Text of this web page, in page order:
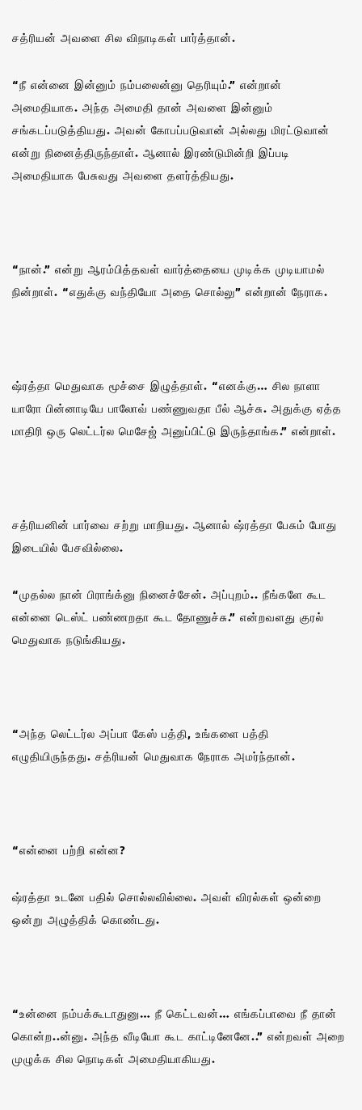
சத்ரியன் அவளை சில விநாடிகள் பார்த்தான்.
“நீ என்னை இன்னும் நம்பலைன்னு தெரியும்.” என்றான்
அமைதியாக. அந்த அமைதி தான் அவளை இன்னும்
சங்கடப்படுத்தியது. அவன் கோபப்படுவான் அல்லது மிரட்டுவான்
என்று நினைத்திருந்தாள். ஆனால் இரண்டுமின்றி இப்படி
அமைதியாக பேசுவது அவளை தளர்த்தியது.
“நான்.” என்று ஆரம்பித்தவள் வார்த்தையை முடிக்க முடியாமல்
நின்றாள். “எதுக்கு வந்தியோ அதை சொல்லு” என்றான் நேராக.
ஷ்ரத்தா மெதுவாக மூச்சை இழுத்தாள். “எனக்கு… சில நாளா
யாரோ பின்னாடியே பாலோவ் பண்ணுவதா பீல் ஆச்சு. அதுக்கு ஏத்த
மாதிரி ஒரு லெட்டர்ல மெசேஜ் அனுப்பிட்டு இருந்தாங்க.” என்றாள்.
சத்ரியனின் பார்வை சற்று மாறியது. ஆனால் ஷ்ரத்தா பேசும் போது
இடையில் பேசவில்லை.
“முதல்ல நான் பிராங்க்னு நினைச்சேன். அப்புறம்.. நீங்களே கூட
என்னை டெஸ்ட் பண்ணறதா கூட தோணுச்சு.” என்றவளது குரல்
மெதுவாக நடுங்கியது.
“அந்த லெட்டர்ல அப்பா கேஸ் பத்தி, உங்களை பத்தி
எழுதியிருந்தது. சத்ரியன் மெதுவாக நேராக அமர்ந்தான்.
“என்னை பற்றி என்ன?
ஷ்ரத்தா உடனே பதில் சொல்லவில்லை. அவள் விரல்கள் ஒன்றை
ஒன்று அழுத்திக் கொண்டது.
“உன்னை நம்பக்கூடாதுனு… நீ கெட்டவன்… எங்கப்பாவை நீ தான்
கொன்ற..ன்னு. அந்த வீடியோ கூட காட்டினேனே..” என்றவள் அறை
முழுக்க சில நொடிகள் அமைதியாகியது.